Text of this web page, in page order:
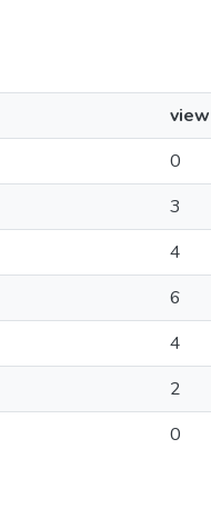
0
3
4
6
4
2
0